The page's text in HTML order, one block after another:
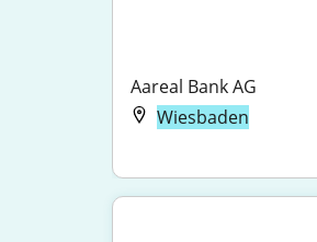
Aareal Bank AG
Wiesbaden